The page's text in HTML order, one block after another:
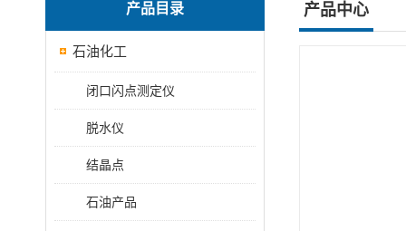
产品目录
石油化工
闭口闪点测定仪
脱水仪
结晶点
石油产品
产品中心